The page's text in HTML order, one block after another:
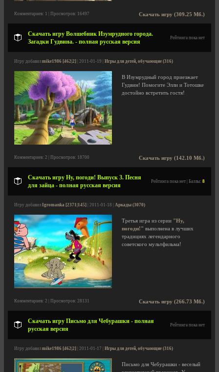
Скачать игру (309.25 Мб.)
Комментариев: 1 | Просмотров: 16497
Скачать игру Волшебник Изумрудного города.
Загадки Гудвина. - полная русская версия
Рейтинга пока нет
Игру добавил mike1986 [462|2] | 2011-01-19 | Игры для детей, обучающие (316)
В Изумрудный город приезжает
Гудвин! Помогите Элли и Тотошке
достойно встретить гостя!
Скачать игру (142.10 Мб.)
Комментариев: 2 | Просмотров: 18700
Скачать игру Ну, погоди! Выпуск 3. Песня
для зайца - полная русская версия
Рейтинга пока нет | Баллы: 8
Игру добавил Igromanka [2371|145] | 2011-01-18 | Аркады (3070)
Третья игра из серии "Ну,
погоди!" выполнена в лучших
традициях легендарного
советского мультфильма!
Скачать игру (266.73 Мб.)
Комментариев: 2 | Просмотров: 28131
Скачать игру Письмо для Чебурашки - полная
русская версия
Рейтинга пока нет
Игру добавил mike1986 [462|2] | 2011-01-17 | Игры для детей, обучающие (316)
Письмо для Чебурашки - веселый